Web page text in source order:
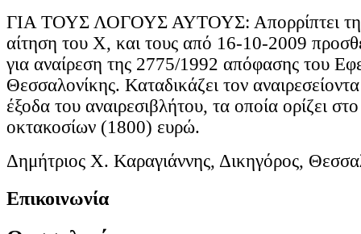
ΓΙΑ ΤΟΥΣ ΛΟΓΟΥΣ ΑΥΤΟΥΣ: Απορρίπτει
αίτηση του Χ, και τους από 16-10-2009
για αναίρεση της 2775/1992 απόφασης του
Θεσσαλονίκης. Καταδικάζει τον
έξοδα του αναιρεσιβλήτου, τα οποία ορίζει
οκτακοσίων (1800) ευρώ.
Δημήτριος Χ. Καραγιάννης, Δικηγόρος,
Επικοινωνία